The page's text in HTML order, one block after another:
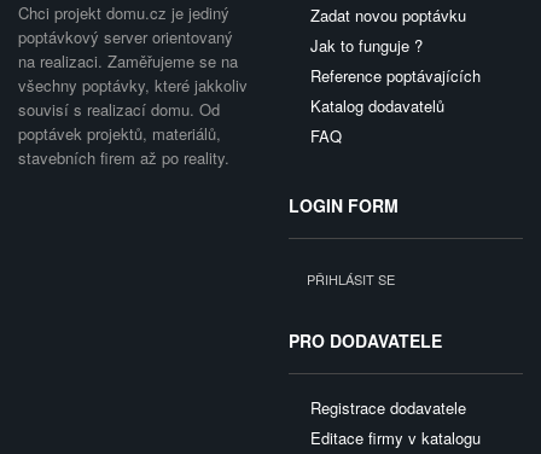
Chci projekt domu.cz je jediný
poptávkový server orientovaný
na realizaci. Zaměřujeme se na
všechny poptávky, které jakkoliv
souvisí s realizací domu. Od
poptávek projektů, materiálů,
stavebních firem až po reality.
Zadat novou poptávku
Jak to funguje ?
Reference poptávajících
Katalog dodavatelů
FAQ
LOGIN FORM
PŘIHLÁSIT SE
PRO DODAVATELE
Registrace dodavatele
Editace firmy v katalogu